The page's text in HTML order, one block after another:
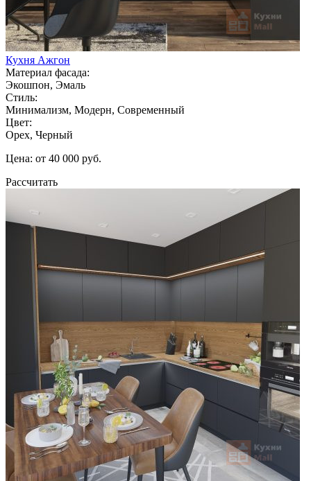
Кухня Ажгон
Материал фасада:
Экошпон, Эмаль
Стиль:
Минимализм, Модерн, Современный
Цвет:
Орех, Черный
Цена: от 40 000 руб.
Рассчитать